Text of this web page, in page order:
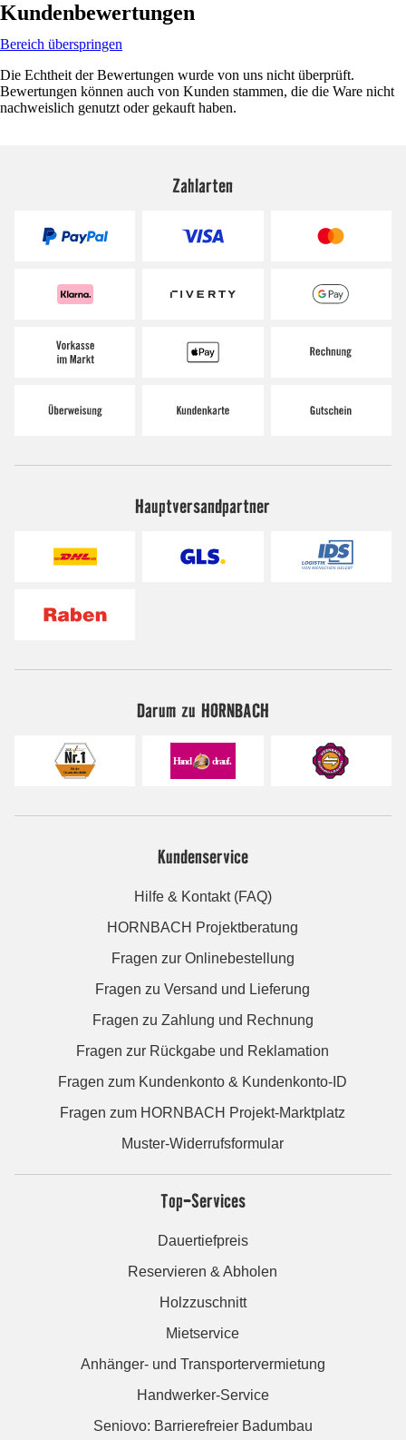
Kundenbewertungen
Bereich überspringen
Die Echtheit der Bewertungen wurde von uns nicht überprüft.
Bewertungen können auch von Kunden stammen, die die Ware nicht
nachweislich genutzt oder gekauft haben.
Zahlarten
Hauptversandpartner
Darum zu HORNBACH
Kundenservice
Hilfe & Kontakt (FAQ)
HORNBACH Projektberatung
Fragen zur Onlinebestellung
Fragen zu Versand und Lieferung
Fragen zu Zahlung und Rechnung
Fragen zur Rückgabe und Reklamation
Fragen zum Kundenkonto & Kundenkonto-ID
Fragen zum HORNBACH Projekt-Marktplatz
Muster-Widerrufsformular
Top-Services
Dauertiefpreis
Reservieren & Abholen
Holzzuschnitt
Mietservice
Anhänger- und Transportervermietung
Handwerker-Service
Seniovo: Barrierefreier Badumbau